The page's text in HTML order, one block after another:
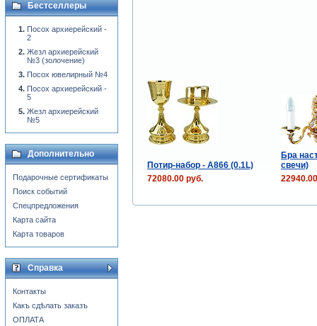
Потир-набор - A866 (0.1L)
Бра
свечи)
72080.00 руб.
Бестселлеры
Посох архиерейский -
2
Жезл архиерейский
№3 (золочение)
Посох ювелирный №4
Посох архиерейский -
5
Жезл архиерейский
№5
Дополнительно
Подарочные сертификаты
Поиск событий
Спецпредложения
Карта сайта
Карта товаров
Справка
Контакты
Какъ сдѣлать заказъ
ОПЛАТА